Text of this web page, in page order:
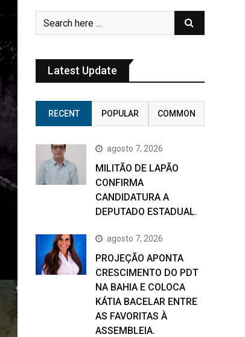
Latest Update
RECENT POPULAR COMMON
agosto 7, 2026
MILITÃO DE LAPÃO
CONFIRMA
CANDIDATURA A
DEPUTADO ESTADUAL.
agosto 7, 2026
PROJEÇÃO APONTA
CRESCIMENTO DO PDT
NA BAHIA E COLOCA
KÁTIA BACELAR ENTRE
AS FAVORITAS À
ASSEMBLEIA.